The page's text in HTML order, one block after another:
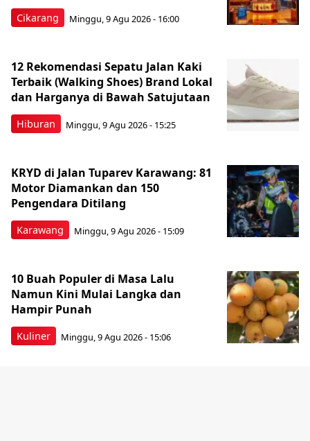
Cikarang Minggu, 9 Agu 2026 - 16:00
Hiburan
12 Rekomendasi Sepatu Jalan Kaki
Terbaik (Walking Shoes) Brand Lokal
dan Harganya di Bawah Satujutaan
Minggu, 9 Agu 2026 - 15:25
Karawang
KRYD di Jalan Tuparev Karawang: 81
Motor Diamankan dan 150
Pengendara Ditilang
Minggu, 9 Agu 2026 - 15:09
Kuliner
10 Buah Populer di Masa Lalu
Namun Kini Mulai Langka dan
Hampir Punah
Minggu, 9 Agu 2026 - 15:06